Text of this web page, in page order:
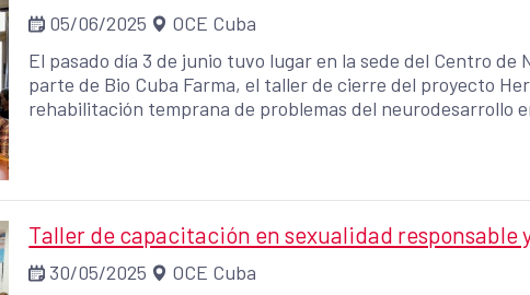
05/06/2025
OCE Cuba
El pasado día 3 de junio tuvo lugar en la sede del Centro de
parte de Bio Cuba Farma, el taller de cierre del proyecto
rehabilitación temprana de problemas del neurodesarrollo
Taller de capacitación en sexualidad responsable
30/05/2025
OCE Cuba